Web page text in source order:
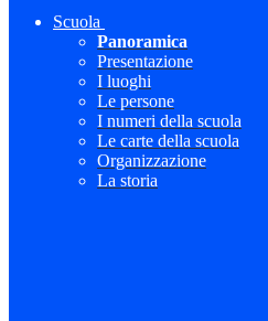
Scuola
Panoramica
Presentazione
I luoghi
Le persone
I numeri della scuola
Le carte della scuola
Organizzazione
La storia